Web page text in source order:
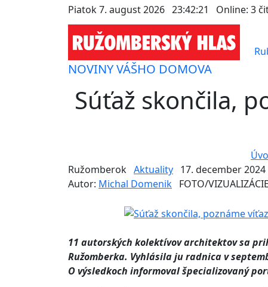
Piatok 7. august 2026 23:42:24 Online: 3
NOVINY VÁŠHO DOMOVA
Súťaž skončila,
Ružomberok Aktuality 17. december 2024
Autor: Michal Domenik FOTO/
11 autorských kolektívov architektov sa
Ružomberka. Vyhlásila ju radnica v
O výsledkoch informoval špecializovaný